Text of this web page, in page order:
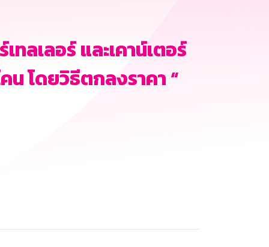
ทลเลอร์ และเคาน์เตอร์
น โดยวิธีตกลงราคา “